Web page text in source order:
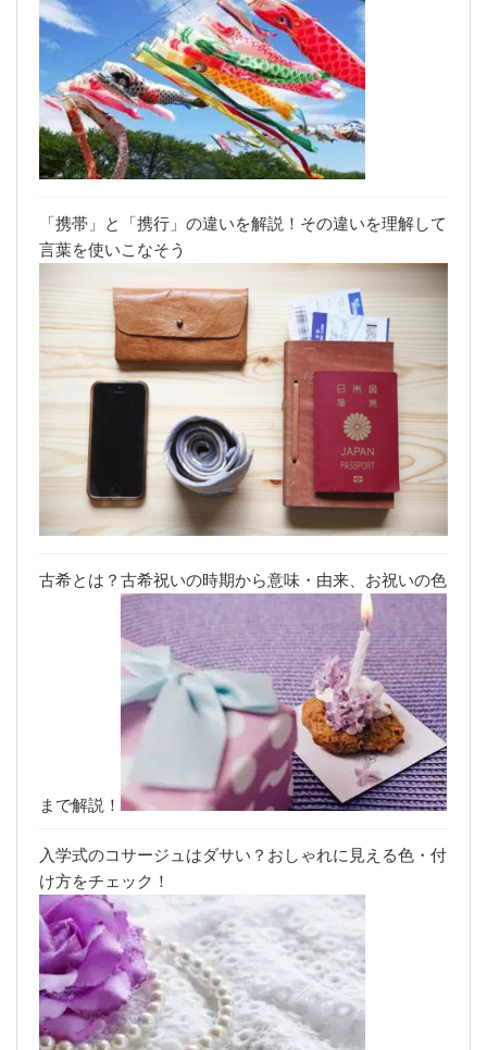
「携帯」と「携行」の違いを解説！その違いを理解して
言葉を使いこなそう
古希とは？古希祝いの時期から意味・由来、お祝いの色
まで解説！
入学式のコサージュはダサい？おしゃれに見える色・付
け方をチェック！